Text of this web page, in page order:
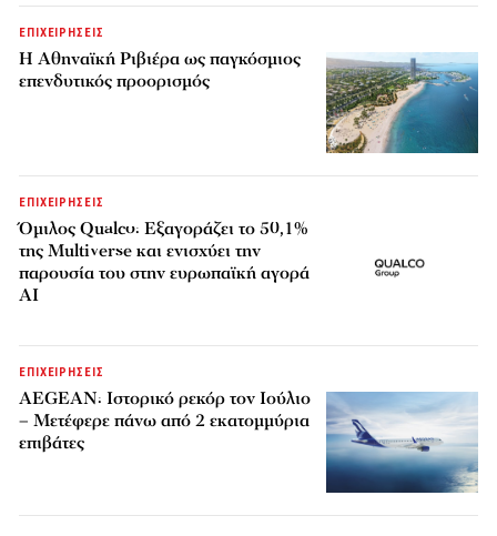
ΕΠΙΧΕΙΡΗΣΕΙΣ
Η Αθηναϊκή Ριβιέρα ως παγκόσμιος
επενδυτικός προορισμός
ΕΠΙΧΕΙΡΗΣΕΙΣ
Όμιλος Qualco: Εξαγοράζει το 50,1%
της Multiverse και ενισχύει την
παρουσία του στην ευρωπαϊκή αγορά
AI
ΕΠΙΧΕΙΡΗΣΕΙΣ
AEGEAN: Ιστορικό ρεκόρ τον Ιούλιο
– Μετέφερε πάνω από 2 εκατομμύρια
επιβάτες